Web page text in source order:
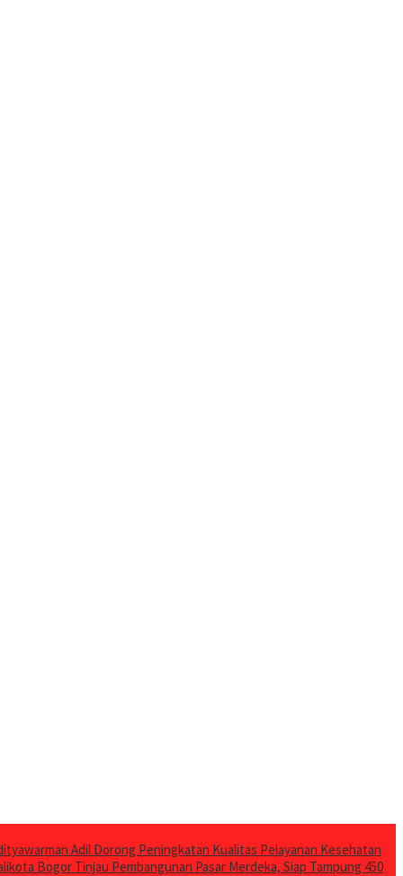
Adil Dorong Peningkatan Kualitas Pelayanan Kesehatan
Bogor Tinjau Pembangunan Pasar Merdeka, Siap Tampung 450